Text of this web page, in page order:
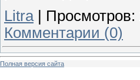
Litra | Просмотров:
Комментарии (0)
Полная версия сайта